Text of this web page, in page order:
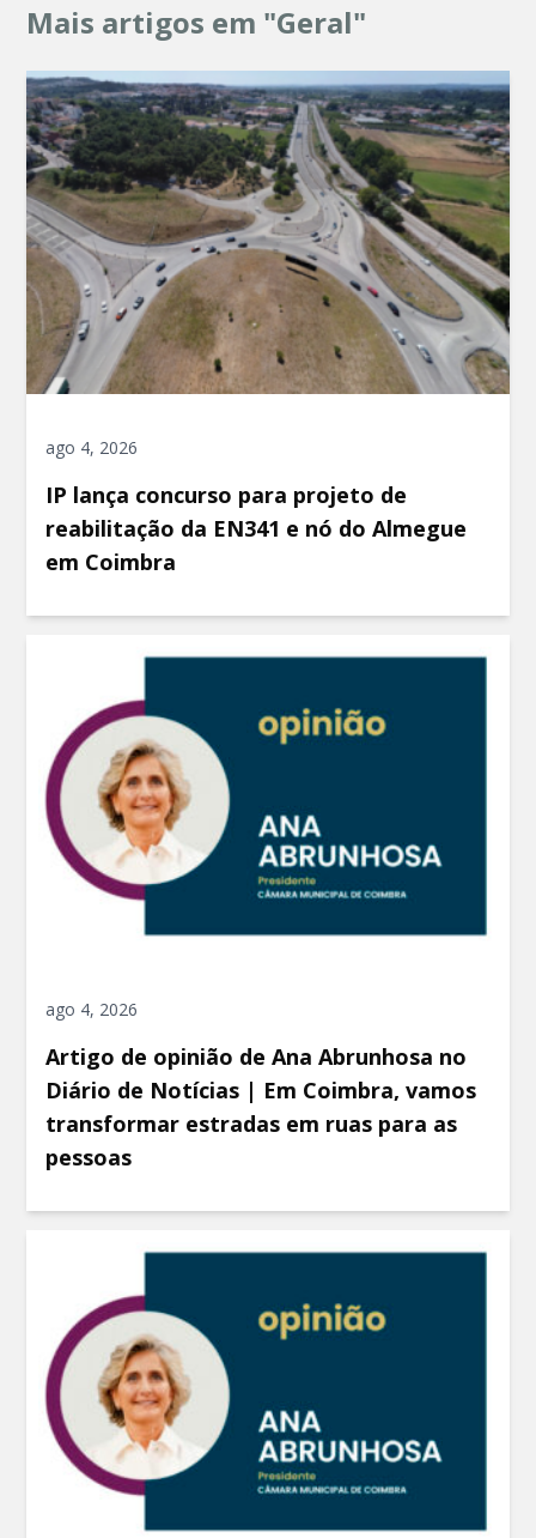
Mais artigos em "Geral"
ago 4, 2026
IP lança concurso para projeto de
reabilitação da EN341 e nó do Almegue
em Coimbra
ago 4, 2026
Artigo de opinião de Ana Abrunhosa no
Diário de Notícias | Em Coimbra, vamos
transformar estradas em ruas para as
pessoas